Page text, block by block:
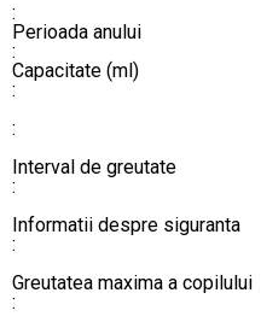
:
Perioada anului
:
​​​​​​​​​​​​​​Capacitate (ml)
:
:
​​​​​​​Interval de greutate
:
​​​​​​​​​​​​​​Informatii despre siguranta
:
Greutatea maxima a copilului
: